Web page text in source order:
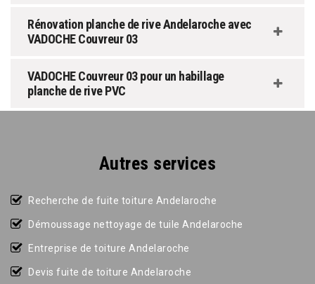
Rénovation planche de rive Andelaroche avec
VADOCHE Couvreur 03
VADOCHE Couvreur 03 pour un habillage
planche de rive PVC
Autres services
Recherche de fuite toiture Andelaroche
Démoussage nettoyage de tuile Andelaroche
Entreprise de toiture Andelaroche
Devis fuite de toiture Andelaroche